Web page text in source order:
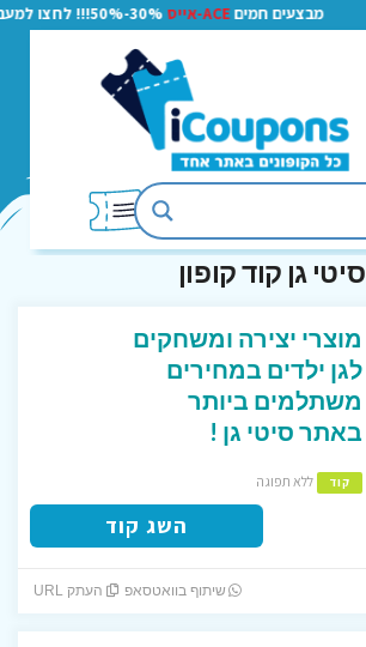
מבצעים חמיםACE-אייס 30%-50%!!! לחצו למעבר
סיטי גן קוד קופון
מוצרי יצירה ומשחקים
לגן ילדים במחירים
משתלמים ביותר
באתר סיטי גן !
קוד ללא תפוגה
השג קוד
שיתוף בוואטסאפ העתק URL